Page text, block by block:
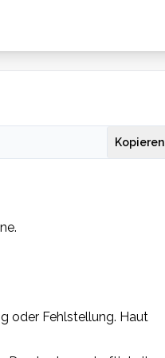
Kopieren
oder Fehlstellung. Haut